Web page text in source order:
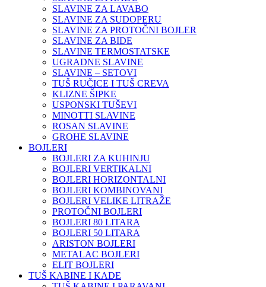
SLAVINE ZA LAVABO
SLAVINE ZA SUDOPERU
SLAVINE ZA PROTOČNI BOJLER
SLAVINE ZA BIDE
SLAVINE TERMOSTATSKE
UGRADNE SLAVINE
SLAVINE – SETOVI
TUŠ RUČICE I TUŠ CREVA
KLIZNE ŠIPKE
USPONSKI TUŠEVI
MINOTTI SLAVINE
ROSAN SLAVINE
GROHE SLAVINE
BOJLERI
BOJLERI ZA KUHINJU
BOJLERI VERTIKALNI
BOJLERI HORIZONTALNI
BOJLERI KOMBINOVANI
BOJLERI VELIKE LITRAŽE
PROTOČNI BOJLERI
BOJLERI 80 LITARA
BOJLERI 50 LITARA
ARISTON BOJLERI
METALAC BOJLERI
ELIT BOJLERI
TUŠ KABINE I KADE